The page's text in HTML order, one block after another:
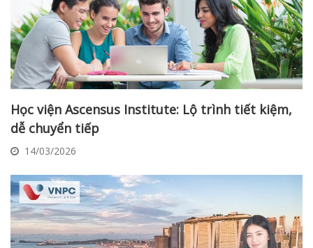
Học viện Ascensus Institute: Lộ trình tiết kiệm,
dễ chuyển tiếp
14/03/2026